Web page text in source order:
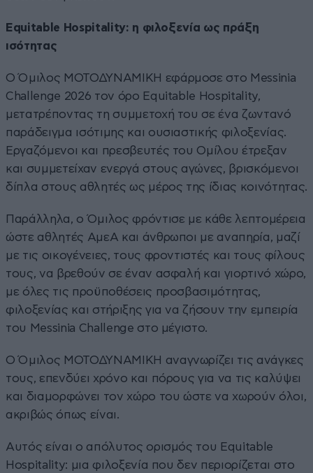
Equitable Hospitality: η φιλοξενία ως πράξη
ισότητας
Ο Όμιλος ΜΟΤΟΔΥΝΑΜΙΚΗ εφάρμοσε στο Messinia
Challenge 2026 τον όρο Equitable Hospitality,
μετατρέποντας τη συμμετοχή του σε ένα ζωντανό
παράδειγμα ισότιμης και ουσιαστικής φιλοξενίας.
Εργαζόμενοι και πρεσβευτές του Ομίλου έτρεξαν
και συμμετείχαν ενεργά στους αγώνες, βρισκόμενοι
δίπλα στους αθλητές ως μέρος της ίδιας κοινότητας.
Παράλληλα, ο Όμιλος φρόντισε με κάθε λεπτομέρεια
ώστε αθλητές ΑμεΑ και άνθρωποι με αναπηρία, μαζί
με τις οικογένειες, τους φροντιστές και τους φίλους
τους, να βρεθούν σε έναν ασφαλή και γιορτινό χώρο,
με όλες τις προϋποθέσεις προσβασιμότητας,
φιλοξενίας και στήριξης για να ζήσουν την εμπειρία
του Messinia Challenge στο μέγιστο.
Ο Όμιλος ΜΟΤΟΔΥΝΑΜΙΚΗ αναγνωρίζει τις ανάγκες
τους, επενδύει χρόνο και πόρους για να τις καλύψει
και διαμορφώνει τον χώρο του ώστε να χωρούν όλοι,
ακριβώς όπως είναι.
Αυτός είναι ο απόλυτος ορισμός του Equitable
Hospitality: μια φιλοξενία που δεν περιορίζεται στο